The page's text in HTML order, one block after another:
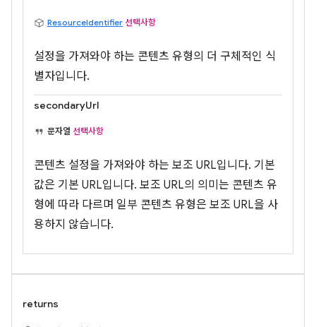
ResourceIdentifier 선택사항
설정을 가져와야 하는 콘텐츠 유형의 더 구체적인 식
별자입니다.
secondaryUrl
문자열 선택사항
콘텐츠 설정을 가져와야 하는 보조 URL입니다. 기본
값은 기본 URL입니다. 보조 URL의 의미는 콘텐츠 유
형에 따라 다르며 일부 콘텐츠 유형은 보조 URL을 사
용하지 않습니다.
returns